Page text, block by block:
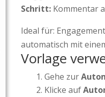
Schritt: Kommentar
Ideal für:
automatisch mit
Vorlage
Gehe zur
Klicke auf